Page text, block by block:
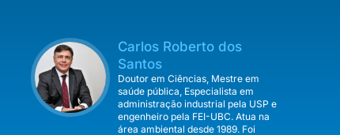
Carlos Roberto dos
Santos
Doutor em Ciências, Mestre em
saúde pública, Especialista em
administração industrial pela USP e
engenheiro pela FEI-UBC. Atua na
área ambiental desde 1989. Foi